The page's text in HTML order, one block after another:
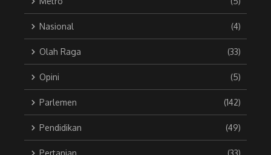
Nasional (4)
Olah Raga (33)
Opini (5)
Parlemen (142)
Pendidikan (49)